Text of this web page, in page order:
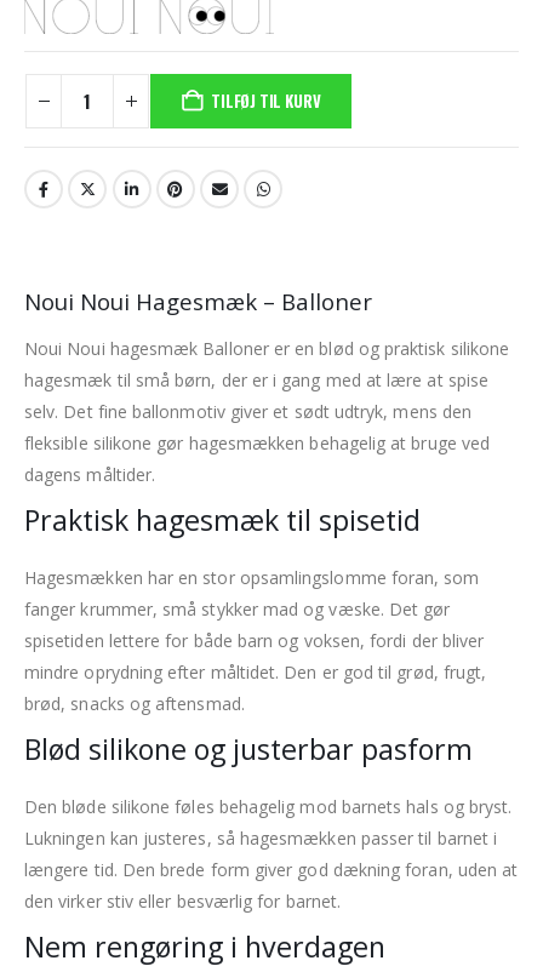
TILFØJ TIL KURV
Noui Noui Hagesmæk – Balloner
Noui Noui hagesmæk Balloner er en blød og praktisk silikone
hagesmæk til små børn, der er i gang med at lære at spise
selv. Det fine ballonmotiv giver et sødt udtryk, mens den
fleksible silikone gør hagesmækken behagelig at bruge ved
dagens måltider.
Praktisk hagesmæk til spisetid
Hagesmækken har en stor opsamlingslomme foran, som
fanger krummer, små stykker mad og væske. Det gør
spisetiden lettere for både barn og voksen, fordi der bliver
mindre oprydning efter måltidet. Den er god til grød, frugt,
brød, snacks og aftensmad.
Blød silikone og justerbar pasform
Den bløde silikone føles behagelig mod barnets hals og bryst.
Lukningen kan justeres, så hagesmækken passer til barnet i
længere tid. Den brede form giver god dækning foran, uden at
den virker stiv eller besværlig for barnet.
Nem rengøring i hverdagen